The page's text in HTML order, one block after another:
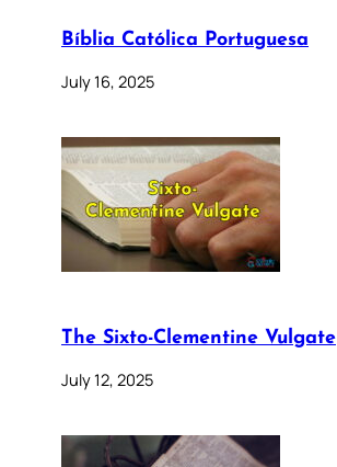
Bíblia Católica Portuguesa
July 16, 2025
The Sixto-Clementine Vulgate
July 12, 2025